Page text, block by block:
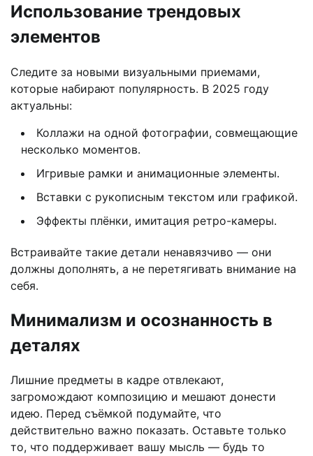
Использование трендовых
элементов
Следите за новыми визуальными приемами,
которые набирают популярность. В 2025 году
актуальны:
Коллажи на одной фотографии, совмещающие
несколько моментов.
Игривые рамки и анимационные элементы.
Вставки с рукописным текстом или графикой.
Эффекты плёнки, имитация ретро-камеры.
Встраивайте такие детали ненавязчиво — они
должны дополнять, а не перетягивать внимание на
себя.
Минимализм и осознанность в
деталях
Лишние предметы в кадре отвлекают,
загромождают композицию и мешают донести
идею. Перед съёмкой подумайте, что
действительно важно показать. Оставьте только
то, что поддерживает вашу мысль — будь то